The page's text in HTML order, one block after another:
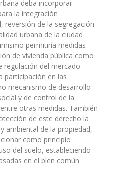
deba incorporar
la integración
reversión de la segregación
urbana de la ciudad
permitiría medidas
de vivienda pública como
regulación del mercado
participación en las
mecanismo de desarrollo
y de control de la
otras medidas. También
de este derecho la
ambiental de la propiedad,
como principio
del suelo, estableciendo
en el bien común